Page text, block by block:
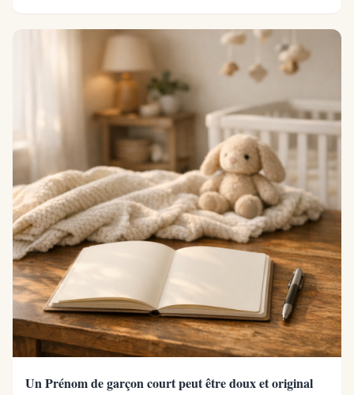
Un Prénom de garçon court peut être doux et original